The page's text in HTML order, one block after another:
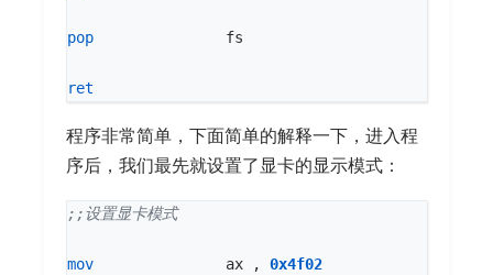
pop fs
ret
程序非常简单，下面简单的解释一下，进入程
序后，我们最先就设置了显卡的显示模式：
mov ax , 0x4f02